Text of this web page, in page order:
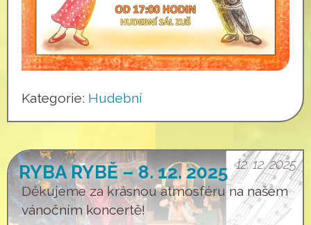
Kategorie: Hudební
RYBA RYBĚ – 8. 12. 2025 12. 12. 2025
Děkujeme za krásnou atmosféru na našem
vánočním koncertě!